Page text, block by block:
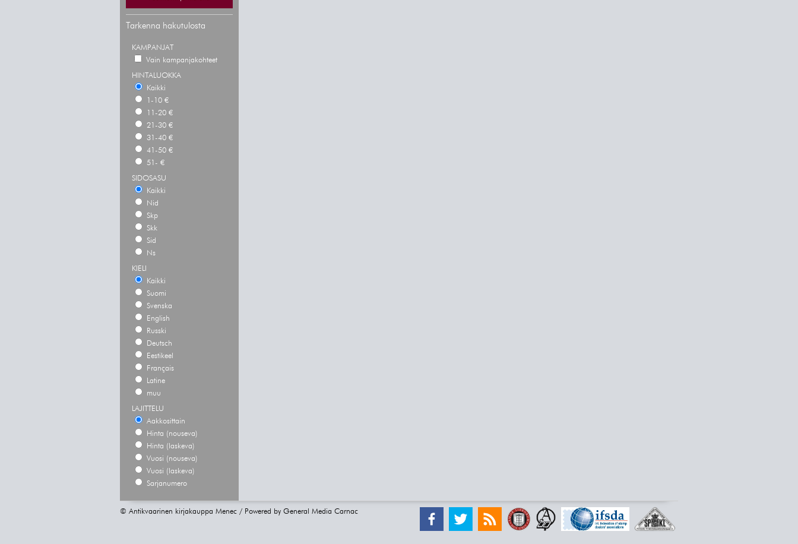
Tarkenna hakutulosta
KAMPANJAT
Vain kampanjakohteet
HINTALUOKKA
Kaikki
1-10 €
11-20 €
21-30 €
31-40 €
41-50 €
51- €
SIDOSASU
Kaikki
Nid
Skp
Skk
Sid
Ns
KIELI
Kaikki
Suomi
Svenska
English
Russki
Deutsch
Eestikeel
Français
Latine
muu
LAJITTELU
Aakkosittain
Hinta (nouseva)
Hinta (laskeva)
Vuosi (nouseva)
Vuosi (laskeva)
Sarjanumero
© Antikvaarinen kirjakauppa Menec / Powered by General Media Carnac